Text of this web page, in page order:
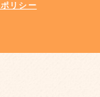
リシー